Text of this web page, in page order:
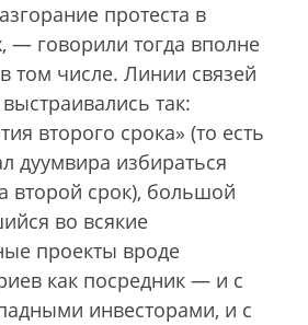
протеста в
— говорили тогда вполне
том числе. Линии связей
так:
второго срока» (то есть
дуумвира избираться
второй срок), большой
во всякие
проекты вроде
как посредник — и с
инвесторами, и с